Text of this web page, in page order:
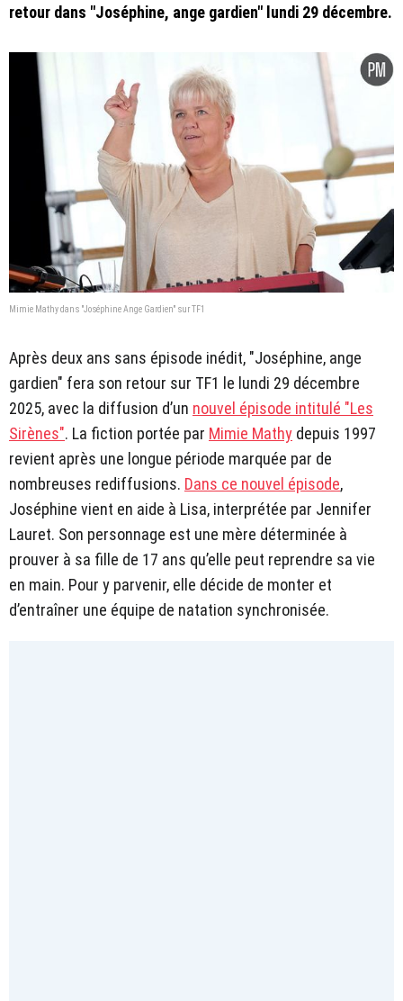
retour dans "Joséphine, ange gardien" lundi 29 décembre.
Mimie Mathy dans "Joséphine Ange Gardien" sur TF1
Après deux ans sans épisode inédit, "Joséphine, ange
gardien" fera son retour sur TF1 le lundi 29 décembre
2025, avec la diffusion d’un nouvel épisode intitulé "Les
Sirènes". La fiction portée par Mimie Mathy depuis 1997
revient après une longue période marquée par de
nombreuses rediffusions. Dans ce nouvel épisode,
Joséphine vient en aide à Lisa, interprétée par Jennifer
Lauret. Son personnage est une mère déterminée à
prouver à sa fille de 17 ans qu’elle peut reprendre sa vie
en main. Pour y parvenir, elle décide de monter et
d’entraîner une équipe de natation synchronisée.